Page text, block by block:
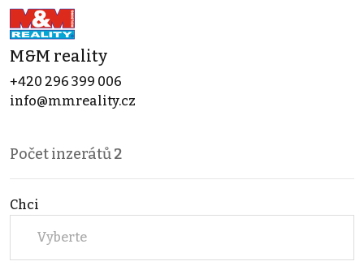
M&M reality
+420 296 399 006
info@mmreality.cz
Počet inzerátů2
Chci
Vyberte